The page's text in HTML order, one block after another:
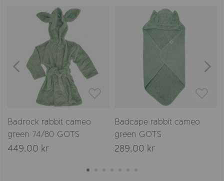
Badrock rabbit cameo
green 74/80 GOTS
449,00 kr
Badcape rabbit cameo
green GOTS
289,00 kr